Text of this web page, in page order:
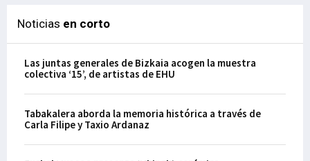
Noticias en corto
Las juntas generales de Bizkaia acogen la muestra
colectiva ‘15’, de artistas de EHU
Tabakalera aborda la memoria histórica a través de
Carla Filipe y Taxio Ardanaz